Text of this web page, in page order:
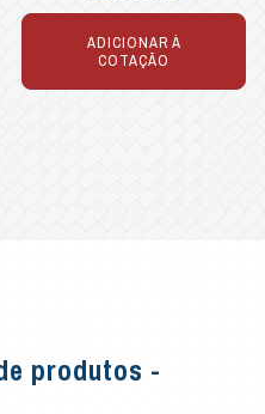
ADICIONAR À
COTAÇÃO
produtos -